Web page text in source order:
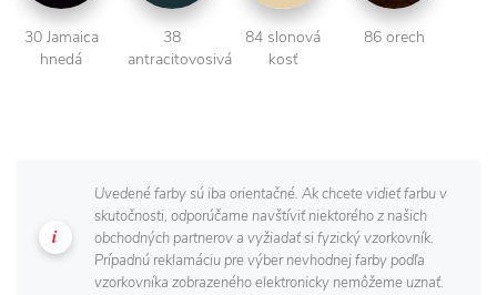
30 Jamaica
hnedá
38
antracitovosivá
84 slonová
kosť
86 orech
Uvedené farby sú iba orientačné. Ak chcete vidieť farbu v
skutočnosti, odporúčame navštíviť niektorého z našich
obchodných partnerov a vyžiadať si fyzický vzorkovník.
Prípadnú reklamáciu pre výber nevhodnej farby podľa
vzorkovníka zobrazeného elektronicky nemôžeme uznať.